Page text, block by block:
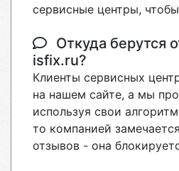
сервисные центры,
Откуда берутся
isfix.ru?
Клиенты сервисных
на нашем сайте, а мы
используя свои
то компанией
отзывов - она